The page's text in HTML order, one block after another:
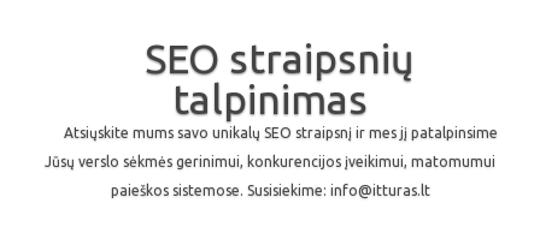
SEO straipsnių
talpinimas
Atsiųskite mums savo unikalų SEO straipsnį ir mes jį patalpinsime
Jūsų verslo sėkmės gerinimui, konkurencijos įveikimui, matomumui
paieškos sistemose. Susisiekime: info@itturas.lt